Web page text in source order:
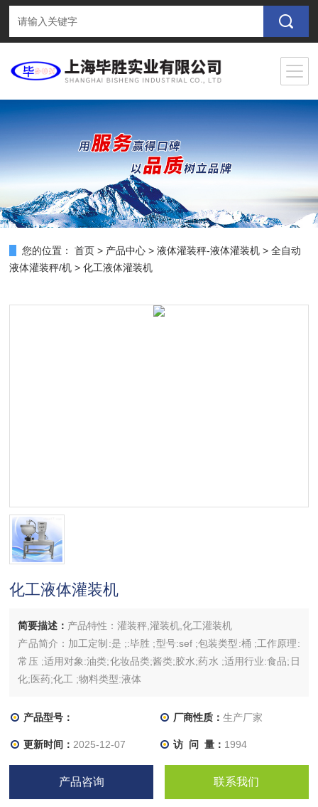
您的位置： 首页 > 产品中心 >液体灌装秤-液体灌装机 >全自动
液体灌装秤/机 > 化工液体灌装机
化工液体灌装机
简要描述： 产品特性：灌装秤,灌装机,化工灌装机
产品简介：加工定制:是 ;:毕胜 ;型号:sef ;包装类型:桶 ;工作原理:
常压 ;适用对象:油类;化妆品类;酱类;胶水;药水 ;适用行业:食品;日
化;医药;化工 ;物料类型:液体
产品型号： 厂商性质： 生产厂家
更新时间： 2025-12-07 访 问 量： 1994
产品咨询 联系我们